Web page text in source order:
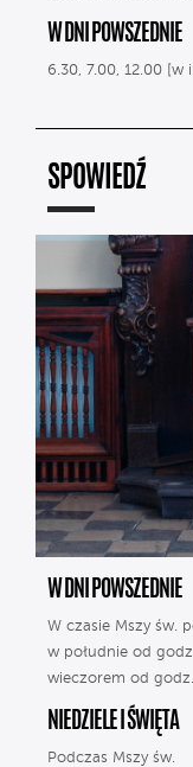
W DNI POWSZEDNIE
6.30, 7.00, 12.00 [w
SPOWIEDŹ
W DNI POWSZEDNIE
W czasie Mszy św.
w południe od godz.
wieczorem od godz.
NIEDZIELE I ŚWIĘTA
Podczas Mszy św.